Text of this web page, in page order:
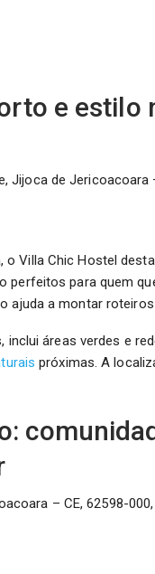
e estilo
Jijoca de Jericoacoara
Villa Chic Hostel
perfeitos para quem
ajuda a montar roteiros
áreas verdes e
próximas. A
– CE, 62598-